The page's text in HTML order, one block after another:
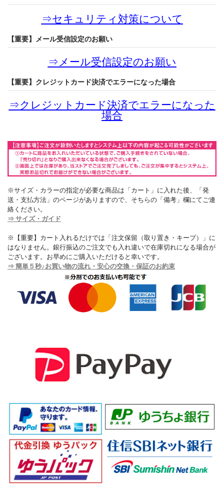
⇒セキュリティ対策について
【重要】メール受信設定のお願い
⇒ メール受信設定のお願い
【重要】クレジットカード決済でエラーになった場合
⇒クレジットカード決済でエラーになった
場合
※サイズ・カラーの指定が必要な商品は「カート」に入れた後、「発
送・支払方法」のページがありますので、そちらの「備考」欄にてご連
絡ください。
⇒ サイズ・ガイド
※【重要】カート入れるだけでは「注文保留（取り置き・キープ）」に
はなりません。銀行振込のご注文でも入れ違いで在庫切れになる場合が
ございます。お早めにご購入いただけると幸いです。
⇒ 簡単５秒♪お買い物の流れ・安心の交換・保証のお約束